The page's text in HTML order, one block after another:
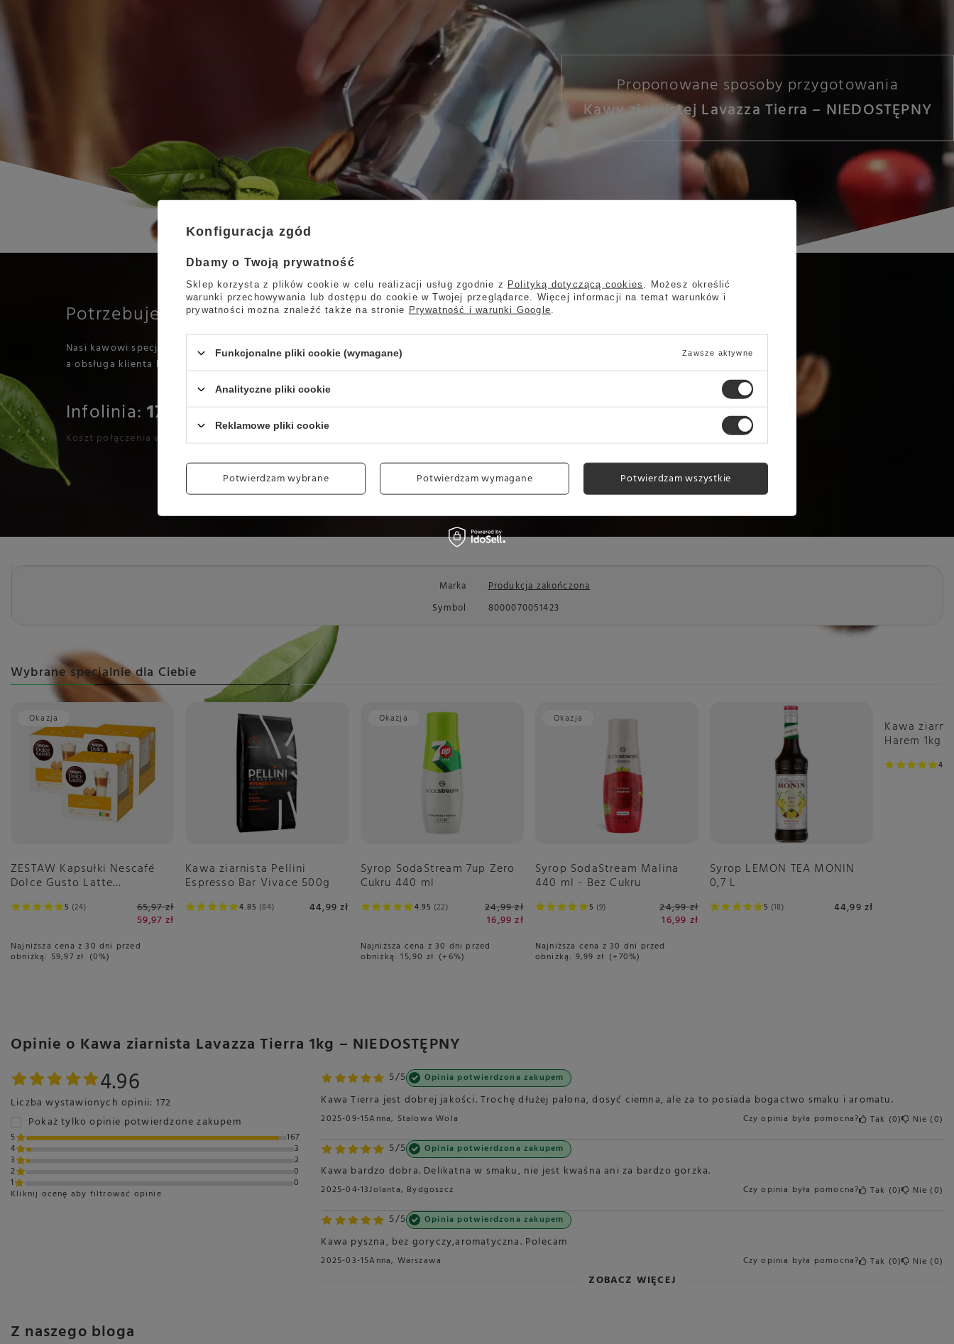
Proponowane sposoby przygotowania
Kawy ziarnistej Lavazza Tierra – NIEDOSTĘPNY
Potrzebujesz pomocy?
Nasi kawowi specjaliści pomogą Ci w odpowiednim doborze kawy,
a obsługa klienta kompleksowo zrealizuje Twoje zamówienie w sklepie.
Infolinia:17 777 01 30
Koszt połączenia wg. stawki operatora
Marka
Produkcja zakończona
Symbol
8000070051423
Wybrane specjalnie dla Ciebie
Okazja
5 24
ZESTAW Kapsułki Nescafé
Dolce Gusto Latte
65,97 zł
59,97 zł
Najniższa cena z 30 dni przed
obniżką: 59,97 zł 0%
4.85 84
Kawa ziarnista Pellini
Espresso Bar Vivace 500g
44,99 zł
Okazja
4.95 22
Syrop SodaStream 7up Zero
Cukru 440 ml
24,99 zł
16,99 zł
Najniższa cena z 30 dni przed
obniżką:15,90 zł +6%
Okazja
5 9
Syrop SodaStream Malina
440 ml - Bez Cukru
24,99 zł
16,99 zł
Najniższa cena z 30 dni przed
obniżką: 9,99 zł +70%
5 18
Syrop LEMON TEA MONIN
0,7 L
44,99 zł
Kawa
Harem 1kg
Opinie o Kawa ziarnista Lavazza Tierra 1kg – NIEDOSTĘPNY
4.96
Liczba wystawionych opinii: 172
Pokaż tylko opinie potwierdzone zakupem
5
167
4
3
3
2
2
0
1
0
Kliknij ocenę aby filtrować opinie
5/5 Opinia potwierdzona zakupem
Kawa Tierra jest dobrej jakości. Trochę dłużej palona, dosyć ciemna, ale za to posiada bogactwo smaku i aromatu.
2025-09-15Anna, Stalowa Wola Czy opinia była pomocna? Tak 0 Nie 0
5/5 Opinia potwierdzona zakupem
Kawa bardzo dobra. Delikatna w smaku, nie jest kwaśna ani za bardzo gorzka.
2025-04-13Jolanta, Bydgoszcz Czy opinia była pomocna? Tak 0 Nie 0
5/5 Opinia potwierdzona zakupem
Kawa pyszna, bez goryczy,aromatyczna. Polecam
2025-03-15Anna, Warszawa Czy opinia była pomocna? Tak 0 Nie 0
ZOBACZ WIĘCEJ
Z naszego bloga
Konfiguracja zgód
Dbamy o Twoją prywatność
Sklep korzysta z plików cookie w celu realizacji usług zgodnie z Polityką dotyczącą cookies
. Możesz określić
warunki przechowywania lub dostępu do cookie w Twojej przeglądarce. Więcej informacji na temat warunków i
prywatności można znaleźć także na stronie Prywatność i warunki Google
Funkcjonalne pliki cookie (wymagane) Zawsze aktywne
Analityczne pliki cookie
Reklamowe pliki cookie
Potwierdzam wybrane Potwierdzam wymagane Potwierdzam wszystkie